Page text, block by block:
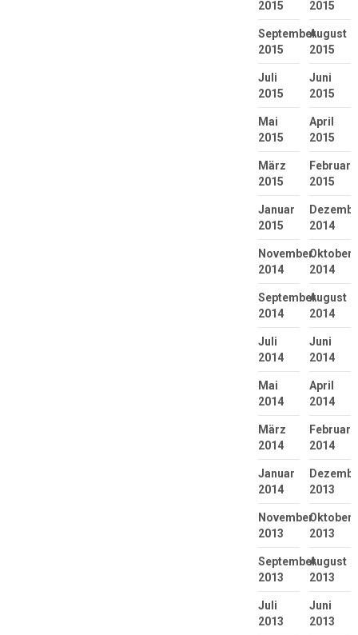
2015 2015
September
2015
August
2015
Juli
2015
Juni
2015
Mai
2015
April
2015
März
2015
Februar
2015
Januar
2015
2014
November
2014
Oktober
2014
September
2014
August
2014
Juli
2014
Juni
2014
Mai
2014
April
2014
März
2014
Februar
2014
Januar
2014
2013
November
2013
Oktober
2013
September
2013
August
2013
Juli
2013
Juni
2013